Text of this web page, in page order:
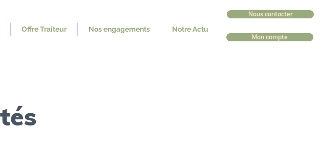
Offre Traiteur Nos engagements Notre Actu
Nous contacter
Mon compte